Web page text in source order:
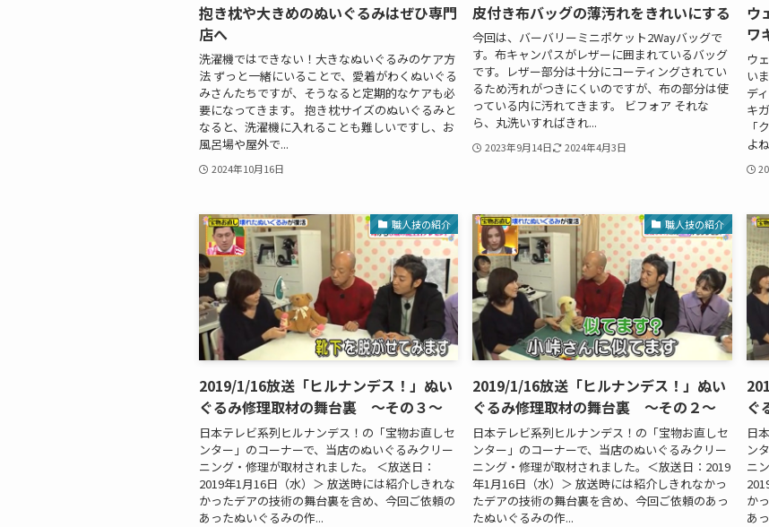
抱き枕や大きめのぬいぐるみはぜひ専門
店へ
洗濯機ではできない！大きなぬいぐるみのケア方
法 ずっと一緒にいることで、愛着がわくぬいぐる
みさんたちですが、そうなると定期的なケアも必
要になってきます。 抱き枕サイズのぬいぐるみと
なると、洗濯機に入れることも難しいですし、お
風呂場や屋外で...
2024年10月16日
皮付き布バッグの薄汚れをきれいにする
今回は、バーバリーミニポケット2Wayバッグで
す。布キャンパスがレザーに囲まれているバッグ
です。レザー部分は十分にコーティングされてい
るため汚れがつきにくいのですが、布の部分は使
っている内に汚れてきます。 ビフォア それな
ら、丸洗いすればきれ...
2023年9月14日 2024年4月3日
ウ
ワ
ウ
い
デ
キ
「
よ
職人技の紹介
2019/1/16放送「ヒルナンデス！」ぬい
ぐるみ修理取材の舞台裏 ～その３～
日本テレビ系列ヒルナンデス！の「宝物お直しセ
ンター」のコーナーで、当店のぬいぐるみクリー
ニング・修理が取材されました。 ＜放送日：
2019年1月16日（水）＞ 放送時には紹介しきれな
かったデアの技術の舞台裏を含め、今回ご依頼の
あったぬいぐるみの作...
職人技の紹介
2019/1/16放送「ヒルナンデス！」ぬい
ぐるみ修理取材の舞台裏 ～その２～
日本テレビ系列ヒルナンデス！の「宝物お直しセ
ンター」のコーナーで、当店のぬいぐるみクリー
ニング・修理が取材されました。＜放送日：2019
年1月16日（水）＞ 放送時には紹介しきれなかっ
たデアの技術の舞台裏を含め、今回ご依頼のあっ
たぬいぐるみの作...
ぐ
日
ン
ニ
か
あ